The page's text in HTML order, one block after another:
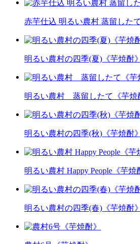
赤芋仕込 明るい農村 蒸留した
明るい農村の四季(夏)《芋焼酎》
明るい農村 蒸留したて《芋焼
明るい農村の四季(秋)《芋焼酎》
明るい農村 Happy People《芋焼
明るい農村の四季(春)《芋焼酎》